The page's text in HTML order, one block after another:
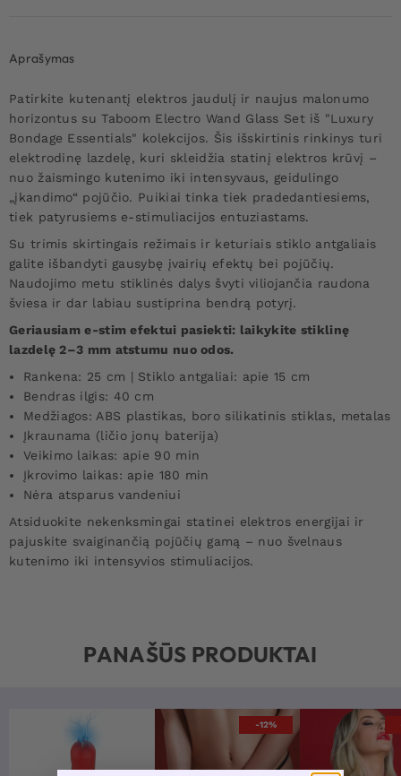
Aprašymas
Patirkite kutenantį elektros jaudulį ir naujus malonumo
horizontus su Taboom Electro Wand Glass Set iš "Luxury
Bondage Essentials" kolekcijos. Šis išskirtinis rinkinys turi
elektrodinę lazdelę, kuri skleidžia statinį elektros krūvį –
nuo žaismingo kutenimo iki intensyvaus, geidulingo
„įkandimo“ pojūčio. Puikiai tinka tiek pradedantiesiems,
tiek patyrusiems e-stimuliacijos entuziastams.
Su trimis skirtingais režimais ir keturiais stiklo antgaliais
galite išbandyti gausybę įvairių efektų bei pojūčių.
Naudojimo metu stiklinės dalys švyti viliojančia raudona
šviesa ir dar labiau sustiprina bendrą potyrį.
Geriausiam e-stim efektui pasiekti: laikykite stiklinę
lazdelę 2–3 mm atstumu nuo odos.
Rankena: 25 cm | Stiklo antgaliai: apie 15 cm
Bendras ilgis: 40 cm
Medžiagos: ABS plastikas, boro silikatinis stiklas, metalas
Įkraunama (ličio jonų baterija)
Veikimo laikas: apie 90 min
Įkrovimo laikas: apie 180 min
Nėra atsparus vandeniui
Atsiduokite nekenksmingai statinei elektros energijai ir
pajuskite svaiginančią pojūčių gamą – nuo švelnaus
kutenimo iki intensyvios stimuliacijos.
PANAŠŪS PRODUKTAI
-12%